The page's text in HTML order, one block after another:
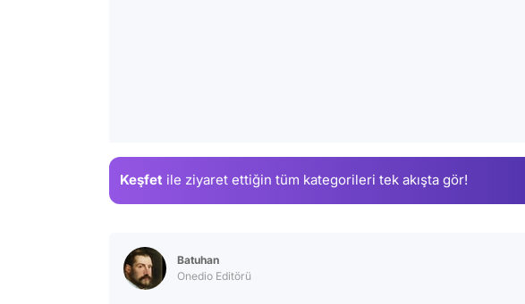
Keşfet ile ziyaret ettiğin tüm kategorileri tek akışta gör!
Batuhan
Onedio Editörü